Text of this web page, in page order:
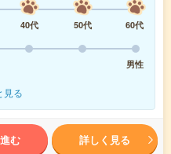
40代 50代
60代
男性
見る
む 詳しく見る